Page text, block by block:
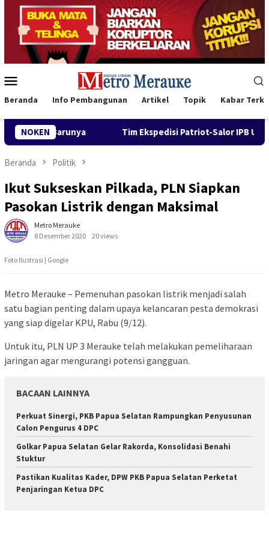
Loncat
konten
Mobile
Beranda Info Pembangunan Artikel Topik Kabar
NOKENTim Ekspedisi Patriot-Salor IPB University Gandeng
Beranda Politik
Ikut Sukseskan Pilkada, PLN Siapkan
Pasokan Listrik dengan Maksimal
Metro Merauke
8 Desember 2020
20 views
Foto Ilustrasi | Google
Metro Merauke – Pemenuhan pasokan listrik menjadi salah
satu bagian penting dalam upaya kelancaran pesta demokrasi
yang siap digelar KPU, Rabu (9/12).
Untuk itu, PLN UP 3 Merauke telah melakukan pemeliharaan
jaringan agar mengurangi potensi gangguan.
BACAAN LAINNYA
Perkuat Sinergi, PKB Papua Selatan Rampungkan Penyusunan
Calon Pengurus 4 DPC
Golkar Papua Selatan Gelar Rakorda, Konsolidasi Benahi
Stuktur
Pastikan Kualitas Kader, DPW PKB Papua Selatan Perketat
Penjaringan Ketua DPC